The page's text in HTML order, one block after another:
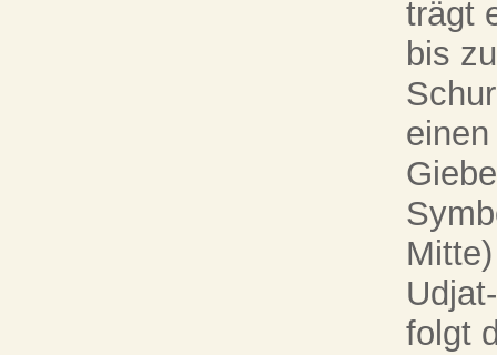
trägt
bis
folgt